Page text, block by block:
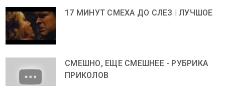
17 МИНУТ СМЕХА ДО СЛЕЗ | ЛУЧШОЕ
СМЕШНО, ЕЩЕ СМЕШНЕЕ - РУБРИКА
ПРИКОЛОВ